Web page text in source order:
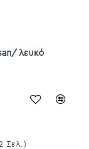
λευκό
Σελ.)